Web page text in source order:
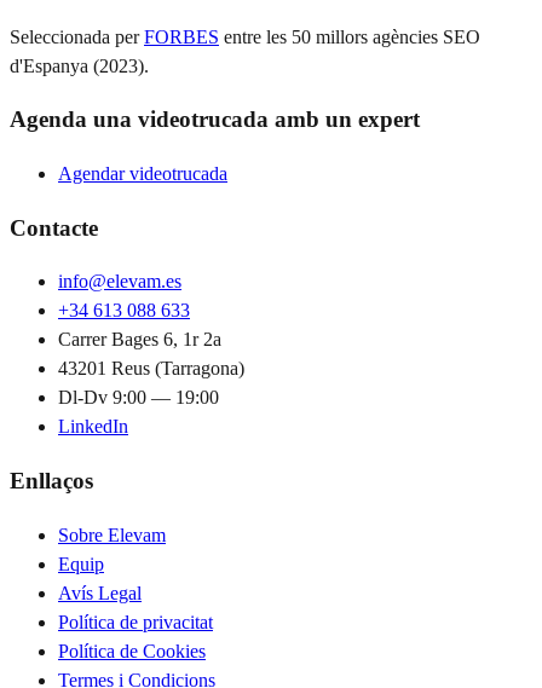
Seleccionada per FORBES entre les 50 millors agències SEO
d'Espanya (2023).
Agenda una videotrucada amb un expert
Agendar videotrucada
Contacte
info@elevam.es
+34 613 088 633
Carrer Bages 6, 1r 2a
43201 Reus (Tarragona)
Dl-Dv 9:00 — 19:00
LinkedIn
Enllaços
Sobre Elevam
Equip
Avís Legal
Política de privacitat
Política de Cookies
Termes i Condicions